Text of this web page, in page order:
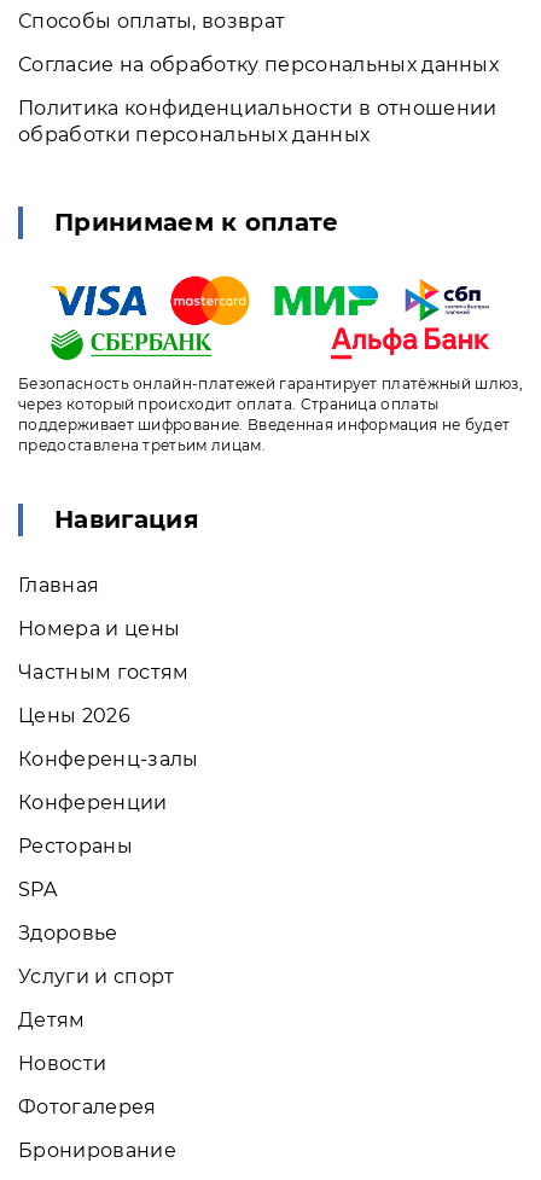
Способы оплаты, возврат
Согласие на обработку персональных данных
Политика конфиденциальности в отношении
обработки персональных данных
Принимаем к оплате
Безопасность онлайн-платежей гарантирует платёжный шлюз,
через который происходит оплата. Страница оплаты
поддерживает шифрование. Введенная информация не будет
предоставлена третьим лицам.
Навигация
Главная
Номера и цены
Частным гостям
Цены 2026
Конференц-залы
Конференции
Рестораны
SPA
Здоровье
Услуги и спорт
Детям
Новости
Фотогалерея
Бронирование